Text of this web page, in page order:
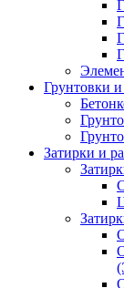
Грунтовки и
Затирки и